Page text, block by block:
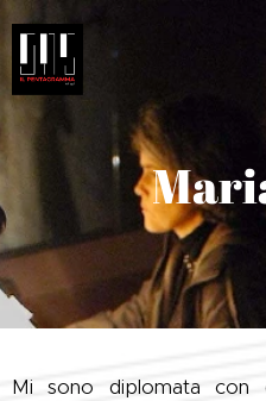
Mi sono diplomata con